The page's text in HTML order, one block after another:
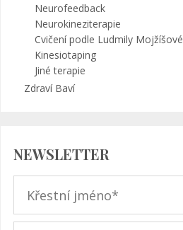
Neurofeedback
Neurokineziterapie
Cvičení podle Ludmily Mojžíšové
Kinesiotaping
Jiné terapie
Zdraví Baví
NEWSLETTER